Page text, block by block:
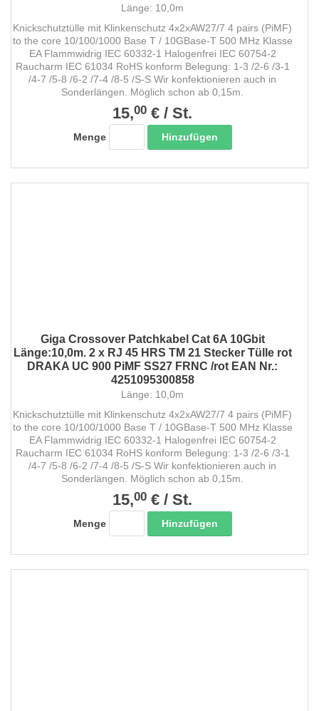
Länge: 10,0m
Knickschutztülle mit Klinkenschutz 4x2xAW27/7 4 pairs (PiMF)
to the core 10/100/1000 Base T / 10GBase-T 500 MHz Klasse
EA Flammwidrig IEC 60332-1 Halogenfrei IEC 60754-2
Raucharm IEC 61034 RoHS konform Belegung: 1-3 /2-6 /3-1
/4-7 /5-8 /6-2 /7-4 /8-5 /S-S Wir konfektionieren auch in
Sonderlängen. Möglich schon ab 0,15m.
15,00 € / St.
Menge Hinzufügen
Giga Crossover Patchkabel Cat 6A 10Gbit
Länge:10,0m. 2 x RJ 45 HRS TM 21 Stecker Tülle rot
DRAKA UC 900 PiMF SS27 FRNC /rot EAN Nr.:
4251095300858
Länge: 10,0m
Knickschutztülle mit Klinkenschutz 4x2xAW27/7 4 pairs (PiMF)
to the core 10/100/1000 Base T / 10GBase-T 500 MHz Klasse
EA Flammwidrig IEC 60332-1 Halogenfrei IEC 60754-2
Raucharm IEC 61034 RoHS konform Belegung: 1-3 /2-6 /3-1
/4-7 /5-8 /6-2 /7-4 /8-5 /S-S Wir konfektionieren auch in
Sonderlängen. Möglich schon ab 0,15m.
15,00 € / St.
Menge Hinzufügen